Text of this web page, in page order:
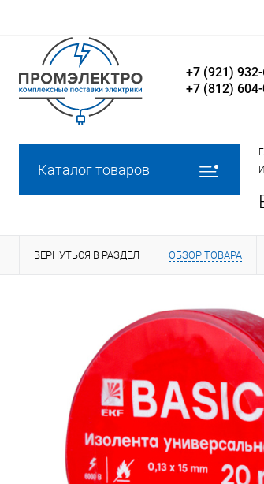
+7 (921)
+7 (812)
Каталог товаров
ВЕРНУТЬСЯ В РАЗДЕЛ ОБЗОР ТОВАРА